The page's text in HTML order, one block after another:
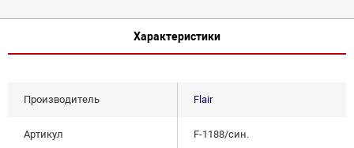
Характеристики
Производитель Flair
Артикул F-1188/син.